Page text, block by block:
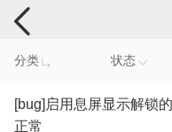
手机反馈
分类 状态
[bug]启用息屏显示解锁
正常